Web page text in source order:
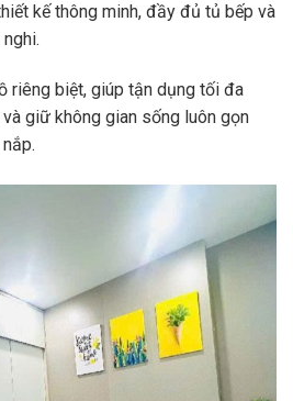
kế thông minh, đầy đủ tủ bếp và
riêng biệt, giúp tận dụng tối đa
giữ không gian sống luôn gọn